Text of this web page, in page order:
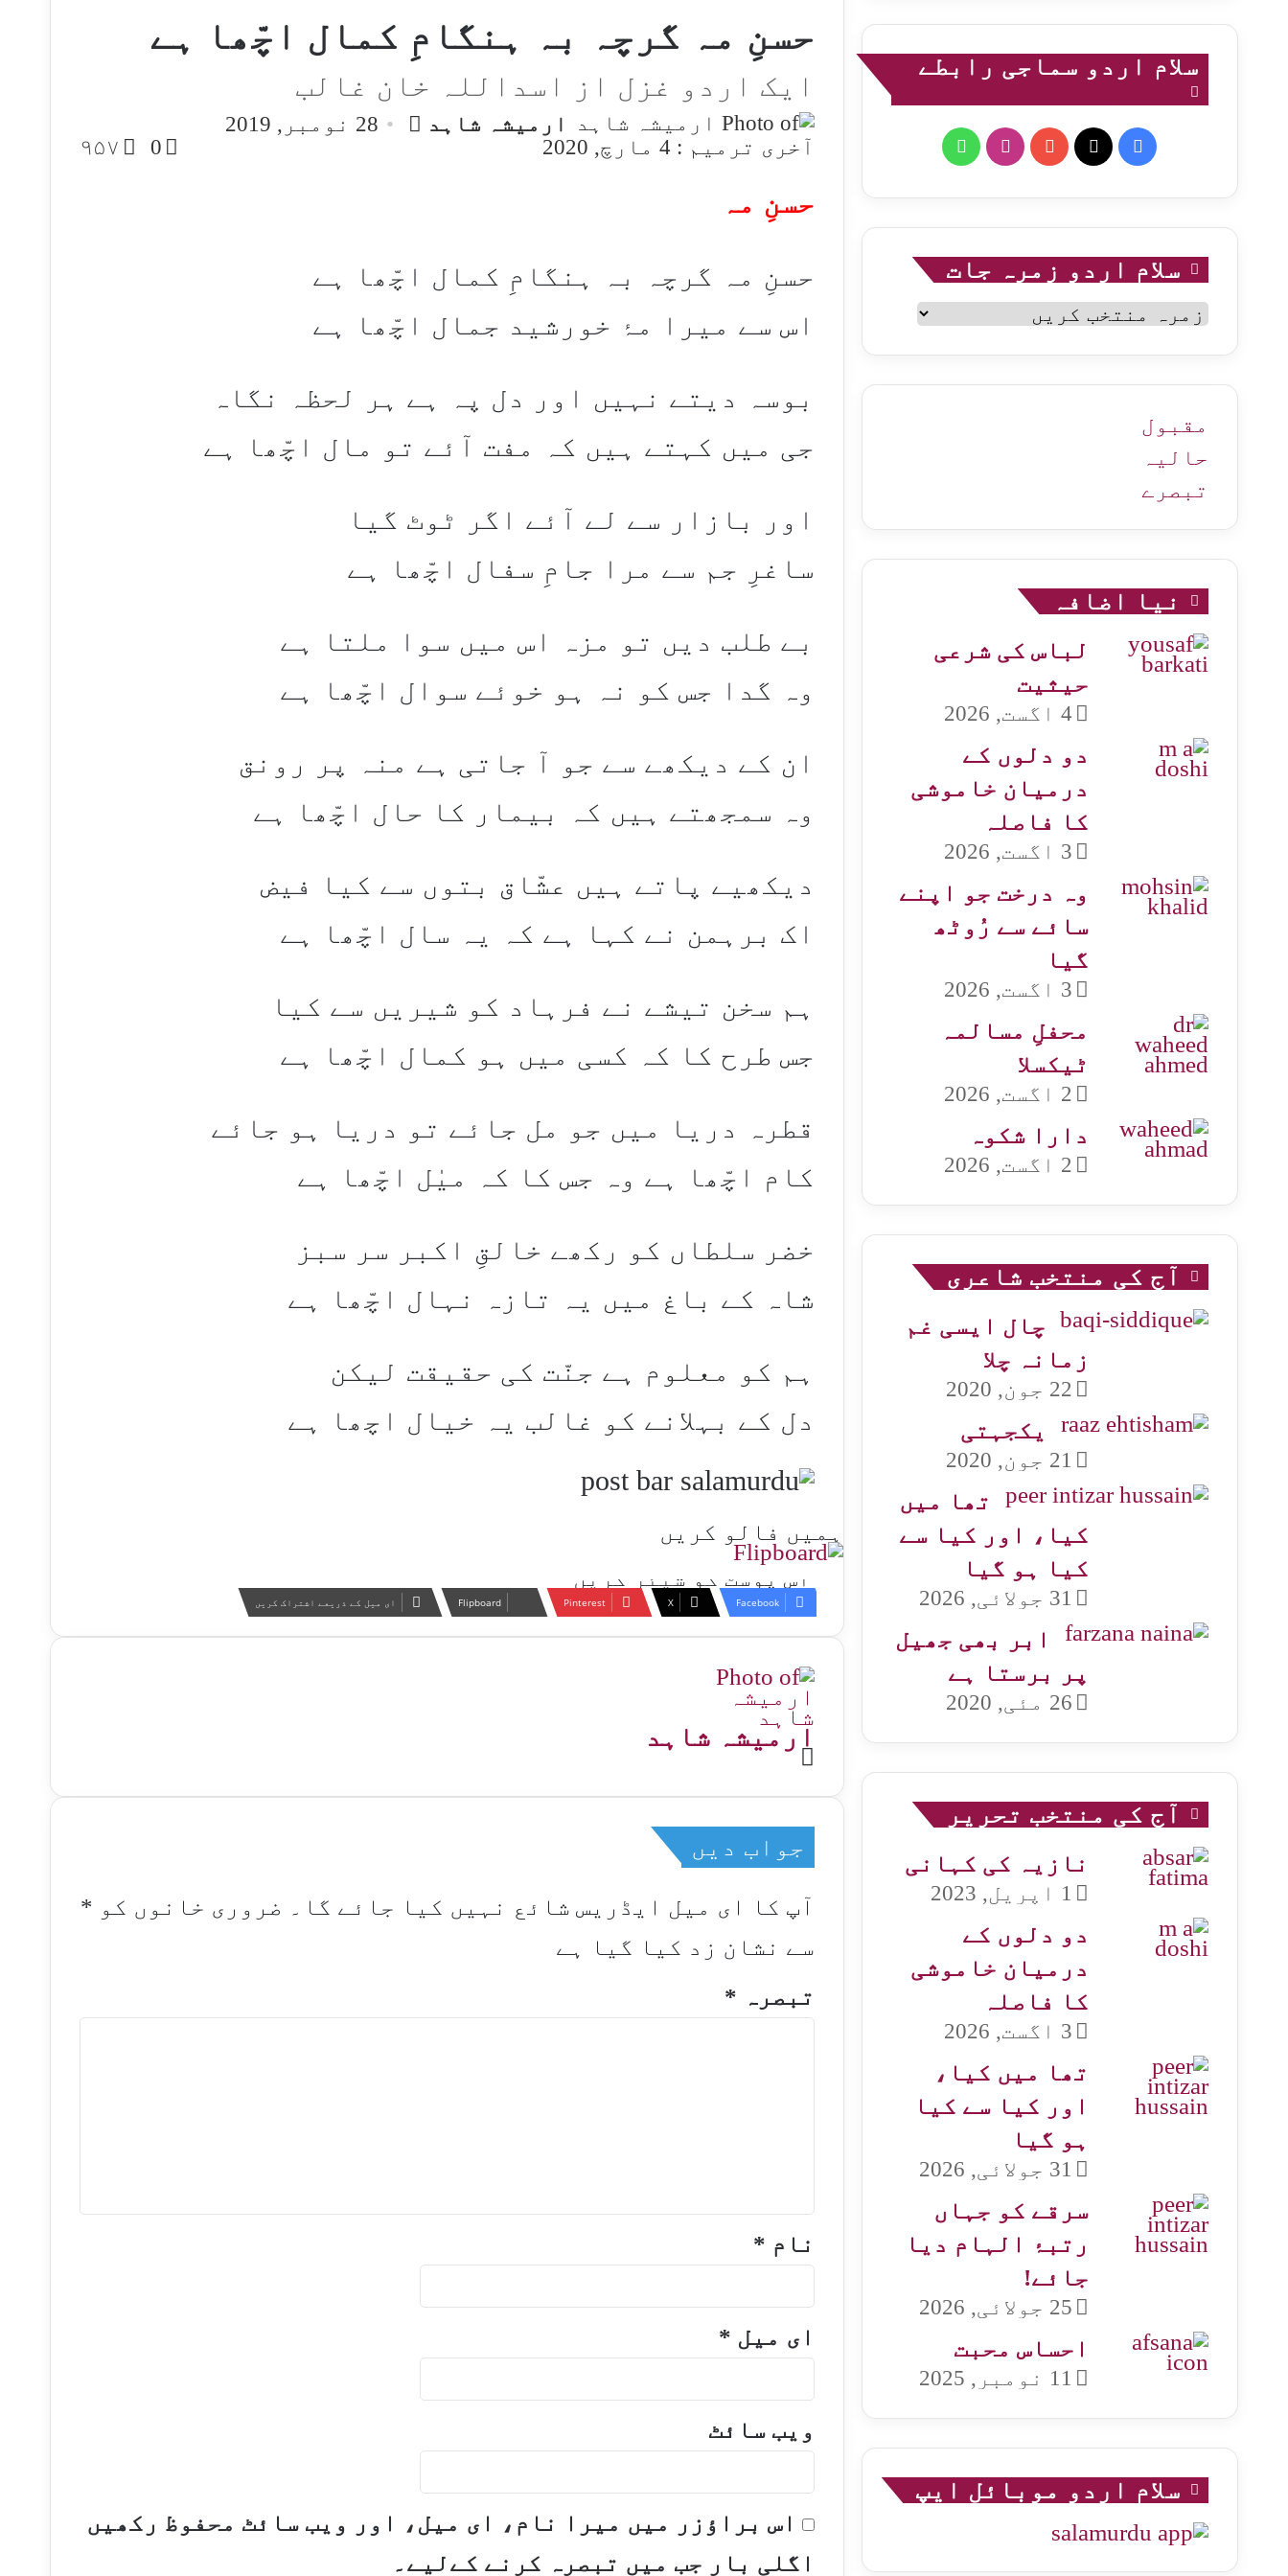
حسنِ مہ گرچہ بہ ہنگامِ کمال اچّھا ہے
ایک اردو غزل از اسداللہ خان غالب
ارمیشہ شاہد
Send
28 نومبر, 2019
آخری ترمیم : 4 مارچ, 2020
0 ۹۵۷
حسنِ مہ​
حسنِ مہ گرچہ بہ ہنگامِ کمال اچّھا ہے
اس سے میرا مۂ خورشید جمال اچّھا ہے​
بوسہ دیتے نہیں اور دل پہ ہے ہر لحظہ نگاہ
جی میں کہتے ہیں کہ مفت آئے تو مال اچّھا ہے​
اور بازار سے لے آئے اگر ٹوٹ گیا
ساغرِ جم سے مرا جامِ سفال اچّھا ہے​
بے طلب دیں تو مزہ اس میں سوا ملتا ہے
وہ گدا جس کو نہ ہو خوئے سوال اچّھا ہے​
ان کے دیکھے سے جو آ جاتی ہے منہ پر رونق
وہ سمجھتے ہیں کہ بیمار کا حال اچّھا ہے​
دیکھیے پاتے ہیں عشّاق بتوں سے کیا فیض
اک برہمن نے کہا ہے کہ یہ سال اچّھا ہے​
ہم سخن تیشے نے فرہاد کو شیریں سے کیا
جس طرح کا کہ کسی میں ہو کمال اچّھا ہے​
قطرہ دریا میں جو مل جائے تو دریا ہو جائے
کام اچّھا ہے وہ جس کا کہ میٰل اچّھا ہے​
خضر سلطاں کو رکھے خالقِ اکبر سر سبز
شاہ کے باغ میں یہ تازہ نہال اچّھا ہے​
ہم کو معلوم ہے جنّت کی حقیقت لیکن
دل کے بہلانے کو غالب یہ خیال اچھا ہے​
ہمیں فالو کریں
اس پوسٹ کو شیئر کریں
Facebook
X
Pinterest
Flipboard ای میل کے ذریعے اشتراک کریں
ارمیشہ شاہد
Website
جواب دیں
آپ کا ای میل ایڈریس شائع نہیں کیا جائے گا۔ ضروری خانوں کو *
سے نشان زد کیا گیا ہے
تبصرہ *
نام *
ای میل *
ویب‌ سائٹ
اس براؤزر میں میرا نام، ای میل، اور ویب سائٹ محفوظ رکھیں
اگلی بار جب میں تبصرہ کرنے کےلیے۔
سلام اردو سماجی رابطے
Facebook
YouTube
Instagram
WhatsApp
سلام اردو زمرہ جات
سلام
اردو
زمرہ
مقبول
حالیہ
تبصرے
نیا اضافہ
لباس کی شرعی
حیثیت
4 اگست, 2026
دو دلوں کے
درمیان خاموشی
کا فاصلہ
3 اگست, 2026
وہ درخت جو اپنے
سائے سے رُوٹھ
گیا
3 اگست, 2026
محفلِ مسالمہ
ٹیکسلا
2 اگست, 2026
دارا شکوہ
2 اگست, 2026
آج کی منتخب شاعری
چال ایسی غم
زمانہ چلا
22 جون, 2020
یکجہتی
21 جون, 2020
تھا میں
کیا، اور کیا سے
کیا ہو گیا
31 جولائی, 2026
ابر بھی جھیل
پر برستا ہے
26 مئی, 2020
آج کی منتخب تحریر
نازیہ کی کہانی
1 اپریل, 2023
دو دلوں کے
درمیان خاموشی
کا فاصلہ
3 اگست, 2026
تھا میں کیا،
اور کیا سے کیا
ہو گیا
31 جولائی, 2026
سرقے کو جہاں
رتبۂ الہام دیا
جائے!
25 جولائی, 2026
احساس محبت
11 نومبر, 2025
سلام اردو موبائل ایپ